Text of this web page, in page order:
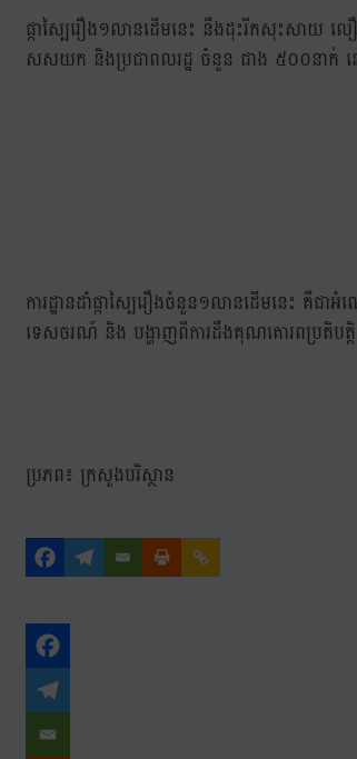
ផ្កាស្បៃរឿង១លានដើមនេះ នឹងដុះរីកសុះសាយ ល
សសយក និងប្រជាពលរដ្ឋ ចំនួន ជាង ៥០០នាក់ ន
ការដ្ឋានដាំផ្កាស្បៃរឿងចំនួន១លានដើមនេះ គឺ
ទេសចរណ៍ និង បង្ហាញពីការដឹងគុណគោរពប្រតិបត្តិ
ប្រភព៖ ក្រសួងបរិស្ថាន